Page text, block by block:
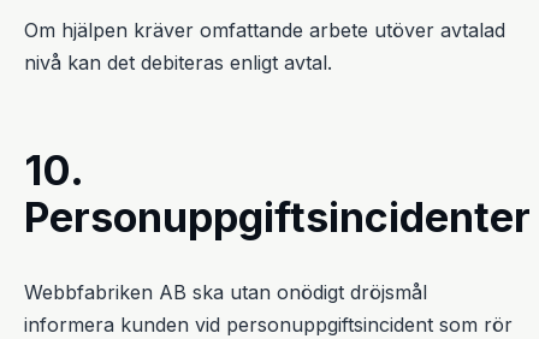
Om hjälpen kräver omfattande arbete utöver avtalad
nivå kan det debiteras enligt avtal.
10.
Personuppgiftsincidenter
Webbfabriken AB ska utan onödigt dröjsmål
informera kunden vid personuppgiftsincident som rör